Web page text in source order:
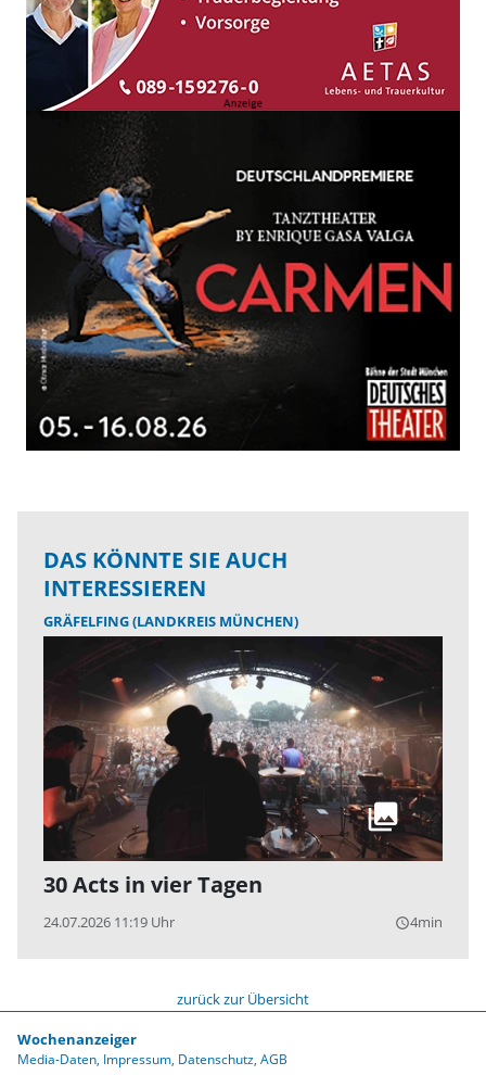
DAS KÖNNTE SIE AUCH
INTERESSIEREN
GRÄFELFING (LANDKREIS MÜNCHEN)
30 Acts in vier Tagen
24.07.2026 11:19 Uhr query_builder4min
zurück zur Übersicht
Wochenanzeiger
Media-Daten Impressum Datenschutz AGB